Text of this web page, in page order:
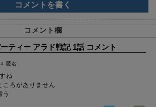
コメントを書く
コメント欄
ティー アラド戦記 1話 コメント
匿名
ね
ころがありません
う